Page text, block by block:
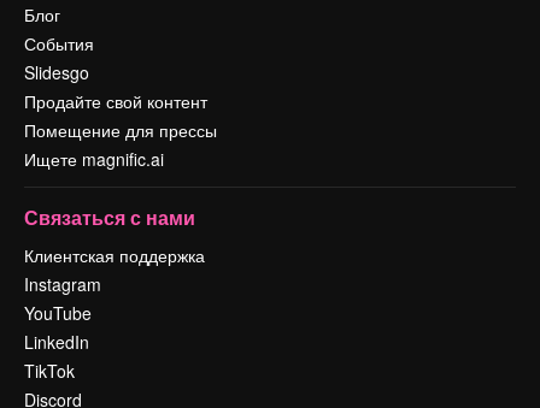
Блог
События
Slidesgo
Продайте свой контент
Помещение для прессы
Ищете magnific.ai
Связаться с нами
Клиентская поддержка
Instagram
YouTube
LinkedIn
TikTok
Discord